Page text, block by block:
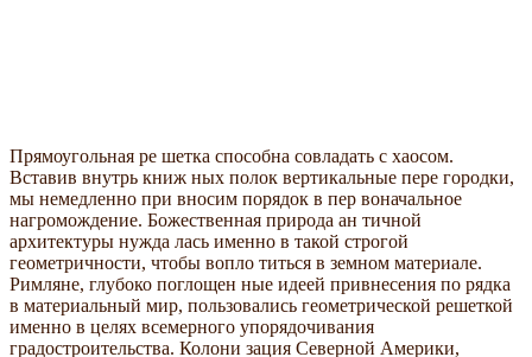
Прямоугольная ре шетка способна совладать с хаосом.
Вставив внутрь книж ных полок вертикальные пере городки,
мы немедленно при вносим порядок в пер воначальное
нагромождение. Божественная природа ан тичной
архитектуры нужда лась именно в такой строгой
геометричности, чтобы вопло титься в земном материале.
Римляне, глубоко поглощен ные идеей привнесения по рядка
в материальный мир, пользовались геометрической решеткой
именно в целях всемерного упорядочивания
градостроительства. Колони зация Северной Америки,